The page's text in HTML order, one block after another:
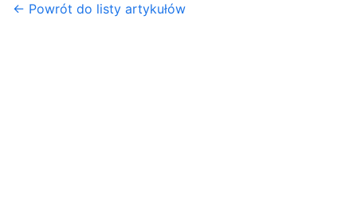
← Powrót do listy artykułów